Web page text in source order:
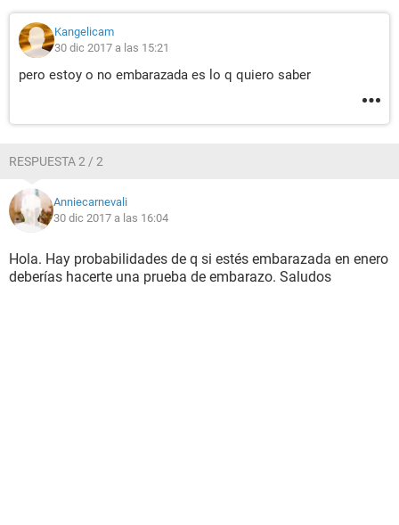
Kangelicam
30 dic 2017 a las 15:21
pero estoy o no embarazada es lo q quiero saber
RESPUESTA 2 / 2
Anniecarnevali
30 dic 2017 a las 16:04
Hola. Hay probabilidades de q si estés embarazada en enero
deberías hacerte una prueba de embarazo. Saludos